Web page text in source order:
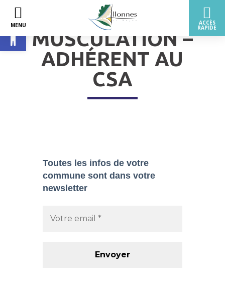
Ouvrir la barre d’outils
MUSCULATION –
ADHÉRENT AU
CSA
Toutes les infos de votre
commune sont dans votre
newsletter